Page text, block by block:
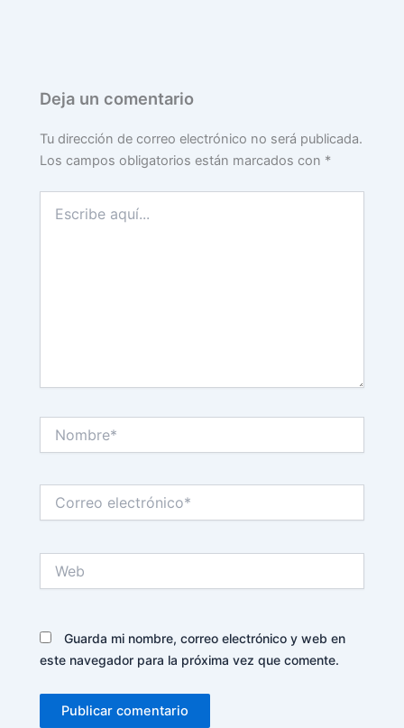
Deja un comentario
Tu dirección de correo electrónico no será publicada.
Los campos obligatorios están marcados con *
aquí...
electrónico*
Guarda mi nombre, correo electrónico y web en
este navegador para la próxima vez que comente.